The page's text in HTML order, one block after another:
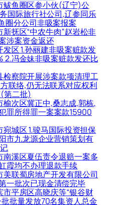
鲅鱼圈区参小伙(辽宁)公
国际旅行社公司,辽参同乐
圈分公司非吸案报案
抚区“中农牛肉”赵岩松非
涉案资金返还
区 1.孙丽建非吸案赃款发
2.冯金妹非吸案赃款发还比
检察院开展涉案款项清理工
联络,仍无法联系对应权利
第二批)
榆次区冀正中,桑志成,郭栋,
罪所得罪一案案款15900
城区 1.骏马国际投资担保
市九龙源企业营销策划有
南溪区夏伍责令退赔一案多
霞均不办理退款手续
美联蜀房地产开发有限公司
一批次已现金清偿完毕
市平房区高晓庆等“银谷财
批量发放70名集资人总金